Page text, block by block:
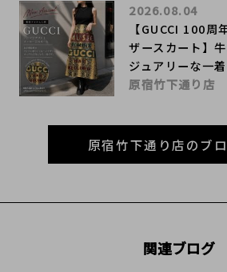
【GUCCI 100周
ザースカート】
ジュアリーな一
2026.08.04
原宿竹下通り店
原宿竹下通り店のブ
関連ブログ